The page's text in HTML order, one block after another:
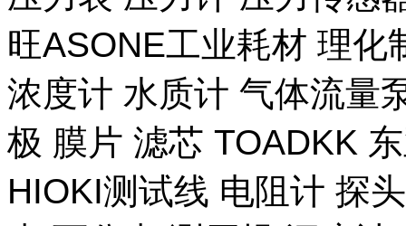
旺ASONE工业耗材 理化
浓度计 水质计 气体流量
极 膜片 滤芯 TOADKK
HIOKI测试线 电阻计 探